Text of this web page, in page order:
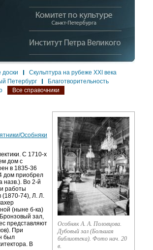
Скульптура на рубеже XXI века
Петербург
Благотворительность
Все справочники
Особняк А. А. Половцова.
Дубовый зал (Большая
библиотека). Фото нач. 20
в.
Особняки
С 1710-х
дом с
в 1835-36
дом приобрел
назв.). Во 2-й
работы
(1870-74), Л. Л.
(ныне б-ка)
зал,
представляют
При
был
В